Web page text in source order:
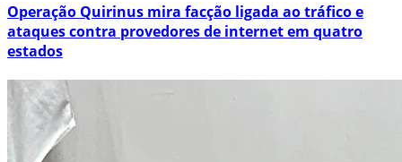
Operação Quirinus mira facção ligada ao tráfico e
ataques contra provedores de internet em quatro
estados